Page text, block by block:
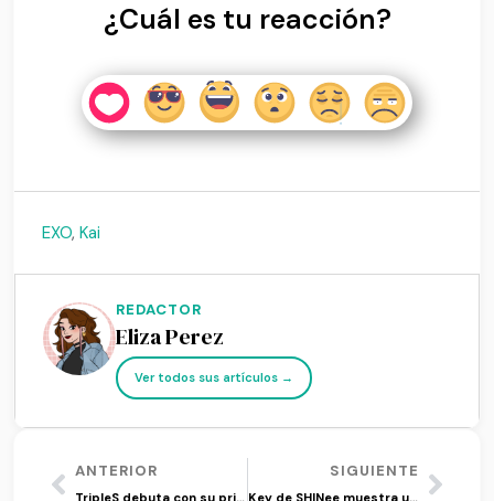
¿Cuál es tu reacción?
EXO,Kai
REDACTOR
Eliza Perez
Ver todos sus artículos →
ANTERIOR
TripleS debuta con su primer mini álbum ‘ASSEMBLE’
SIGUIENTE
Key de SHINee muestra un lado ‘Killer’ en su regreso